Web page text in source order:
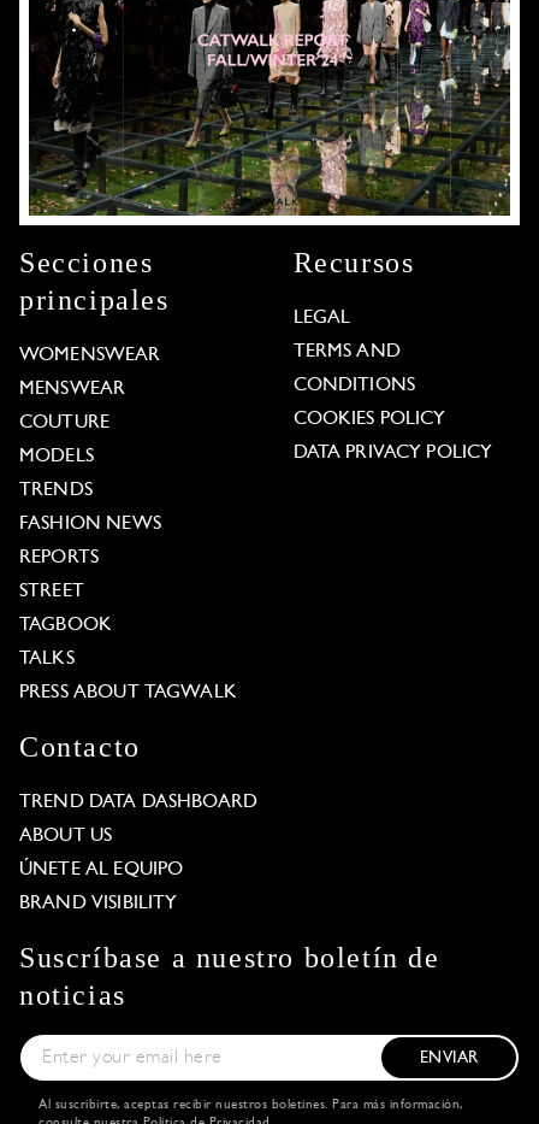
Secciones
principales
WOMENSWEAR
MENSWEAR
COUTURE
MODELS
TRENDS
FASHION NEWS
REPORTS
STREET
TAGBOOK
TALKS
PRESS ABOUT TAGWALK
Recursos
LEGAL
TERMS AND
CONDITIONS
COOKIES POLICY
DATA PRIVACY POLICY
Contacto
TREND DATA DASHBOARD
ABOUT US
ÚNETE AL EQUIPO
BRAND VISIBILITY
Suscríbase a nuestro boletín de
noticias
ENVIAR
Al suscribirte, aceptas recibir nuestros boletines. Para más información,